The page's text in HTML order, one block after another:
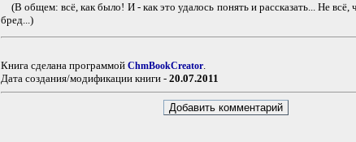
(В общем: всё, как было! И - как это удалось понять и рассказать... Не всё,
бред...)
Книга сделана программой ChmBookCreator.
Дата создания/модификации книги - 20.07.2011